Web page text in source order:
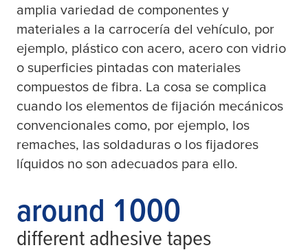
amplia variedad de componentes y
materiales a la carrocería del vehículo, por
ejemplo, plástico con acero, acero con vidrio
o superficies pintadas con materiales
compuestos de fibra. La cosa se complica
cuando los elementos de fijación mecánicos
convencionales como, por ejemplo, los
remaches, las soldaduras o los fijadores
líquidos no son adecuados para ello.
around 1000
different adhesive tapes